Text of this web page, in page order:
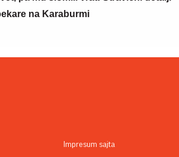
na Karaburmi
Impresum sajta